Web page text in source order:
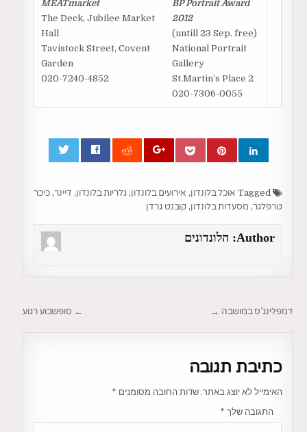
BP Portrait Award
2012
(untill 23 Sep. free)
National Portrait
Gallery
St.Martin’s Place 2
020-7306-0055
MEATmarket
The Deck, Jubilee Market
Hall
Tavistock Street, Covent
Garden
020-7240-4852
אוכל בלונדון, אירועים בלונדון, גלריות בלונדון, דיינר, כיכר
טרפלגר, מסעדות בלונדון, קובנט גרדן
Author: הלונדונים
ניווט ← סופשבוע רגוע דמפלינג’ס במושבה →
כתיבת תגובה
האימייל לא יוצג באתר. שדות החובה מסומנים *
התגובה שלך *